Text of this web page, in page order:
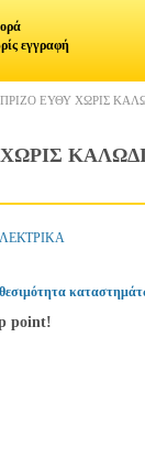
εγγραφή
ΕΥΘΥ ΧΩΡΙΣ
point!